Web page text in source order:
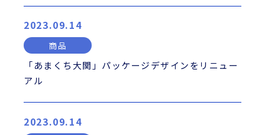
2023.09.14
商品
「あまくち大関」パッケージデザインをリニュー
アル
2023.09.14